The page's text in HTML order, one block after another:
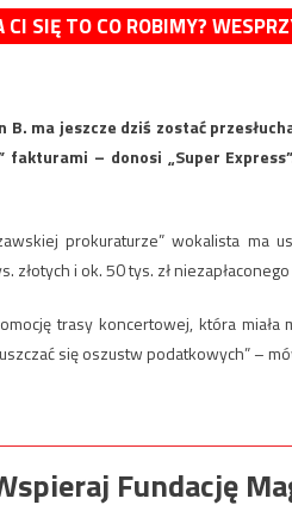
CI SIĘ TO CO ROBIMY?
B. ma jeszcze dziś zostać
fakturami – donosi „Super
prokuraturze” wokalista ma
złotych i ok. 50 tys. zł niezapłaconego
trasy koncertowej, która
się oszustw podatkowych” –
Fundację